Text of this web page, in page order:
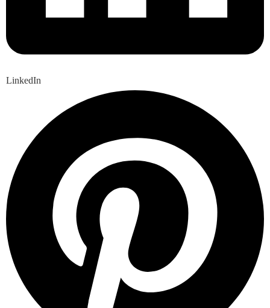
LinkedIn